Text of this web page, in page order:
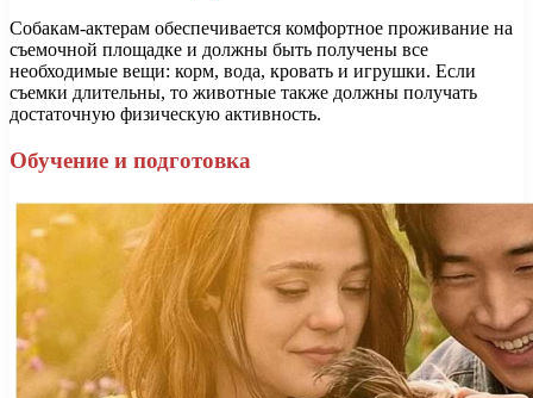
Собакам-актерам обеспечивается комфортное проживание на
съемочной площадке и должны быть получены все
необходимые вещи: корм, вода, кровать и игрушки. Если
съемки длительны, то животные также должны получать
достаточную физическую активность.
Обучение и подготовка